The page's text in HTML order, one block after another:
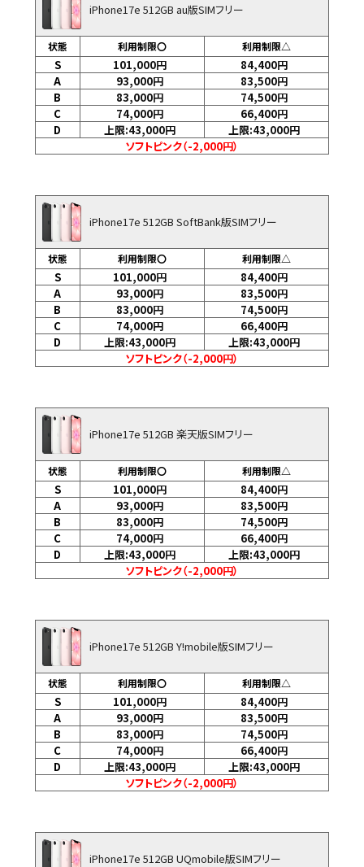
iPhone17e 512GB au版SIMフリー
状態 利用制限〇 利用制限△
S 101,000円 84,400円
A
93,000円 83,500円
B
83,000円 74,500円
C
74,000円 66,400円
D
上限:43,000円 上限:43,000円
ソフトピンク（-2,000円）
iPhone17e 512GB SoftBank版SIMフリー
状態 利用制限〇 利用制限△
S 101,000円 84,400円
A
93,000円 83,500円
B
83,000円 74,500円
C
74,000円 66,400円
D
上限:43,000円 上限:43,000円
ソフトピンク（-2,000円）
iPhone17e 512GB 楽天版SIMフリー
状態 利用制限〇 利用制限△
S 101,000円 84,400円
A
93,000円 83,500円
B
83,000円 74,500円
C
74,000円 66,400円
D
上限:43,000円 上限:43,000円
ソフトピンク（-2,000円）
iPhone17e 512GB Y!mobile版SIMフリー
状態 利用制限〇 利用制限△
S 101,000円 84,400円
A
93,000円 83,500円
B
83,000円 74,500円
C
74,000円 66,400円
D
上限:43,000円 上限:43,000円
ソフトピンク（-2,000円）
iPhone17e 512GB UQmobile版SIMフリー